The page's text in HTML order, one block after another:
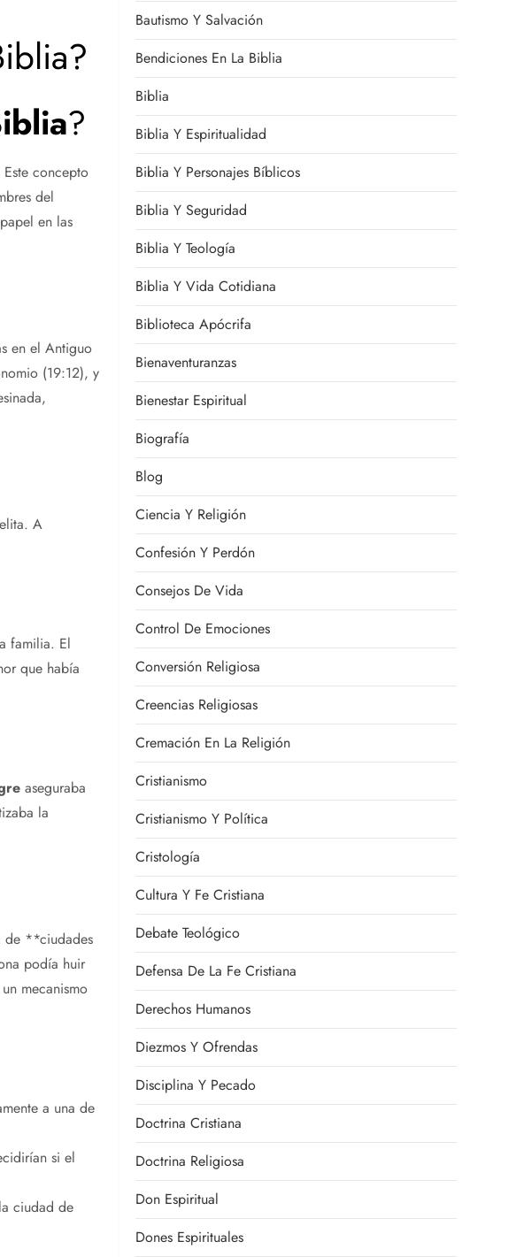
?
Este concepto
del
en las
en el Antiguo
(19:12), y
A
familia. El
que había
aseguraba
la
de **ciudades
podía huir
mecanismo
a una de
si el
ciudad de
Bautismo Y Salvación
Bendiciones En La Biblia
Biblia
Biblia Y Espiritualidad
Biblia Y Personajes Bíblicos
Biblia Y Seguridad
Biblia Y Teología
Biblia Y Vida Cotidiana
Biblioteca Apócrifa
Bienaventuranzas
Bienestar Espiritual
Biografía
Blog
Ciencia Y Religión
Confesión Y Perdón
Consejos De Vida
Control De Emociones
Conversión Religiosa
Creencias Religiosas
Cremación En La Religión
Cristianismo
Cristianismo Y Política
Cristología
Cultura Y Fe Cristiana
Debate Teológico
Defensa De La Fe Cristiana
Derechos Humanos
Diezmos Y Ofrendas
Disciplina Y Pecado
Doctrina Cristiana
Doctrina Religiosa
Don Espiritual
Dones Espirituales